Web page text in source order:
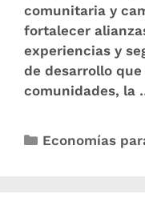
comunitaria y
fortalecer
experiencias y
de desarrollo
comunidades, la
Economías